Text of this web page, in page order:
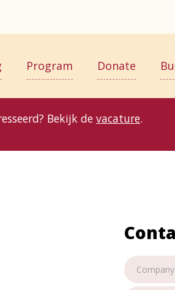
Bekijk de vacature.
Program Donate